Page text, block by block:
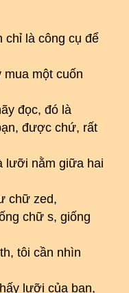
chỉ là công cụ để
mua một cuốn
đọc, đó là
được chứ, rất
lưỡi nằm giữa hai
chữ zed,
chữ s, giống
tôi cần nhìn
lưỡi của bạn,